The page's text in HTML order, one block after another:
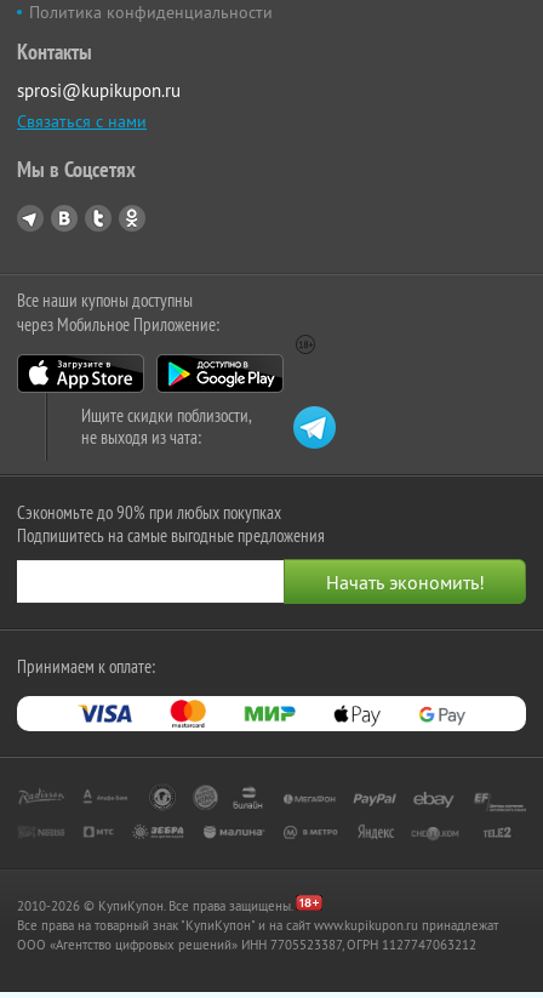
Политика конфиденциальности
Контакты
sprosi@kupikupon.ru
Связаться с нами
Мы в Соцсетях
Все наши купоны доступны
через Мобильное Приложение:
Ищите скидки поблизости,
не выходя из чата:
Сэкономьте до 90% при любых покупках
Подпишитесь на самые выгодные предложения
Принимаем к оплате:
2010-2026 © КупиКупон. Все права защищены.
Все права на товарный знак "КупиКупон" и на сайт www.kupikupon.ru принадлежат
OOO «Агентство цифровых решений» ИНН 7705523387, ОГРН 1127747063212